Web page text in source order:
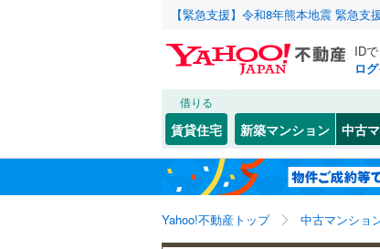
【緊急支援】令和8年熊本地震 緊急支
ID
ロ
借りる
賃貸住宅 新築マンション 中古
Yahoo!不動産トップ 中古マンショ
北海道 北海
東北 青森
関東 東京
川崎市 川崎
高津
麻生区
JR
湘南
(6)
南武
中央
こだわり条件 リフォ
リノ
（20
共用設備